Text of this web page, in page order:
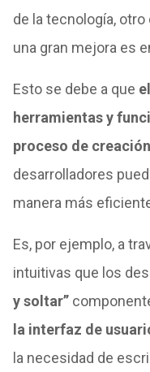
de la tecnología,
una gran mejora es
Esto se debe a que
herramientas y
proceso de
desarrolladores
manera más
Es, por ejemplo, a
intuitivas que los
y soltar’’
la interfaz de
la necesidad de